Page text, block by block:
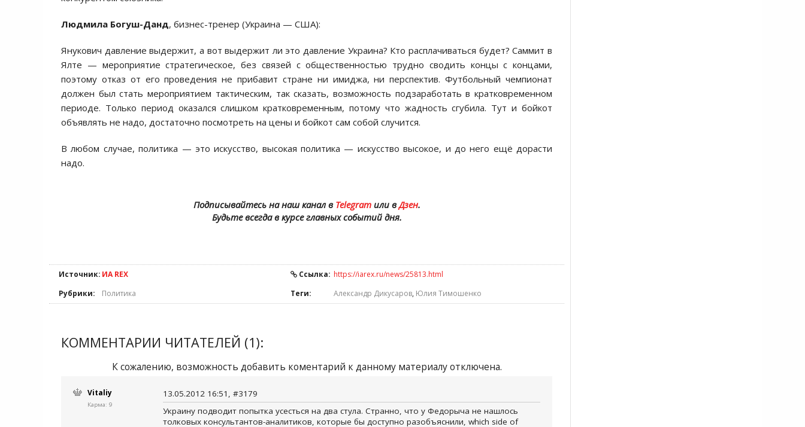
Людмила Богуш-Данд, бизнес-тренер (Украина — США):
Янукович давление выдержит, а вот выдержит ли это давление Украина? Кто расплачиваться будет? Саммит в
Ялте — мероприятие стратегическое, без связей с общественностью трудно сводить концы с концами,
поэтому отказ от его проведения не прибавит стране ни имиджа, ни перспектив. Футбольный чемпионат
должен был стать мероприятием тактическим, так сказать, возможность подзаработать в кратковременном
периоде. Только период оказался слишком кратковременным, потому что жадность сгубила. Тут и бойкот
объявлять не надо, достаточно посмотреть на цены и бойкот сам собой случится.
В любом случае, политика — это искусство, высокая политика — искусство высокое, и до него ещё дорасти
надо.
Подписывайтесь на наш канал в Telegramили вДзен.
Будьте всегда в курсе главных событий дня.
Источник: ИА REX Ссылка: https://iarex.ru/news/25813.html
Рубрики:
Политика Теги: Александр Дикусаров, Юлия Тимошенко
КОММЕНТАРИИ ЧИТАТЕЛЕЙ (1):
К сожалению, возможность добавить коментарий к данному материалу отключена.
Vitaliy
Карма: 9
13.05.2012 16:51, #3179
Украину подводит попытка усесться на два стула. Странно, что у Федорыча не нашлось
толковых консультантов-аналитиков, которые бы доступно разобъяснили, which side of